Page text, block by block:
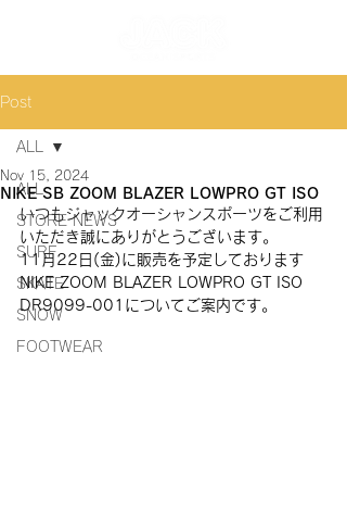
Post
ALL
STORE NEWS
SURF
SKATE
SNOW
FOOTWEAR
ALL
NIKE SB ZOOM BLAZER LOWPRO GT ISO
Nov 15, 2024
いつもジャックオーシャンスポーツをご利用
いただき誠にありがとうございます。
11月22日(金)に販売を予定しております
NIKE ZOOM BLAZER LOWPRO GT ISO
DR9099-001 についてご案内です。